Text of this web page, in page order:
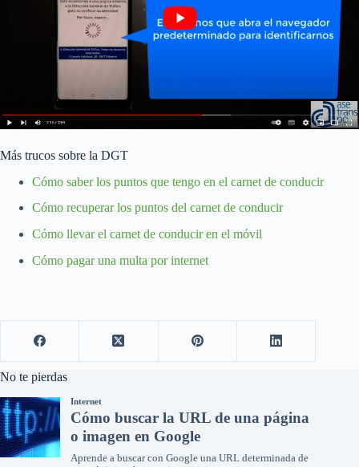
Más trucos sobre la DGT
Cómo saber los puntos que tengo en el carnet de conducir
Cómo recuperar los puntos del carnet de conducir
Cómo llevar el carnet de conducir en el móvil
Cómo pagar una multa por internet
No te pierdas